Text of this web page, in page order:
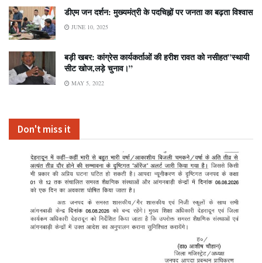
डीएम जन दर्शन: मुख्यमंत्री के पदचिह्नों पर जनता का बढ़ता विश्वास
JUNE 10, 2025
बड़ी खबर: कांग्रेस कार्यकर्ताओं की हरीश रावत को नसीहत”स्थायी
सीट खोज,लड़े चुनाव।”
MAY 5, 2022
Don't miss it